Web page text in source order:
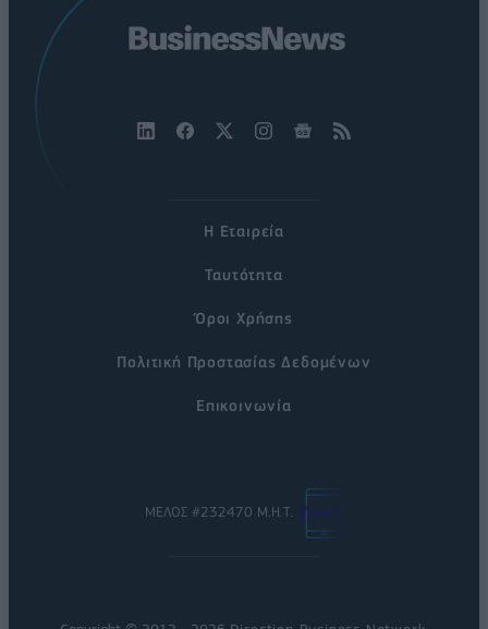
Η Εταιρεία
Ταυτότητα
Όροι Χρήσης
Πολιτική Προστασίας Δεδομένων
Επικοινωνία
ΜΕΛΟΣ #232470 Μ.Η.Τ.